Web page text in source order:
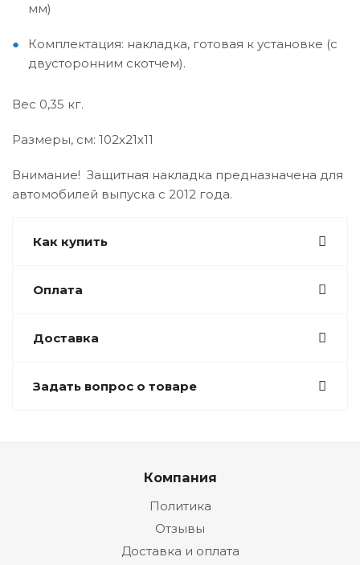
мм)
Комплектация: накладка, готовая к установке (с
двусторонним скотчем).
Вес 0,35 кг.
Размеры, см: 102х21х11
Внимание! Защитная накладка предназначена для
автомобилей выпуска с 2012 года.
Как купить
Оплата
Доставка
Задать вопрос о товаре
Компания
Политика
Отзывы
Доставка и оплата